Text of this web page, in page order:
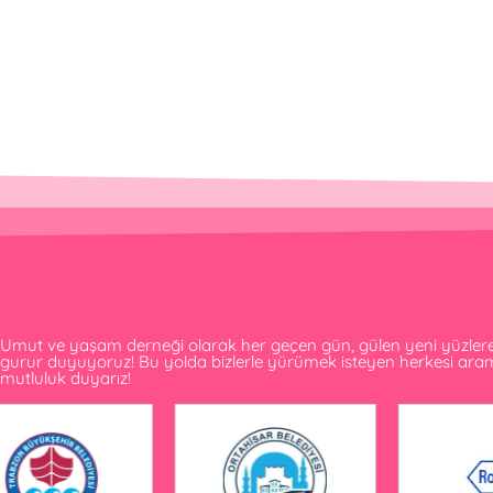
Umut ve yaşam derneği olarak her geçen gün, gülen yeni
gurur duyuyoruz! Bu yolda bizlerle yürümek isteyen herkesi
mutluluk duyarız!